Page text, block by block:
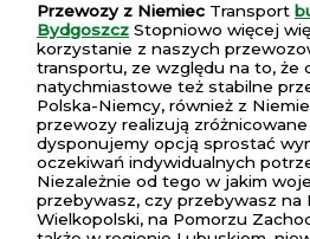
Przewozy z Niemiec Transport
Bydgoszcz Stopniowo więcej
korzystanie z naszych
transportu, ze względu na to, że
natychmiastowe też stabilne
Polska-Niemcy, również z
przewozy realizują
dysponujemy opcją sprostać
oczekiwań indywidualnych
Niezależnie od tego w jakim
przebywasz, czy przebywasz na
Wielkopolski, na Pomorzu